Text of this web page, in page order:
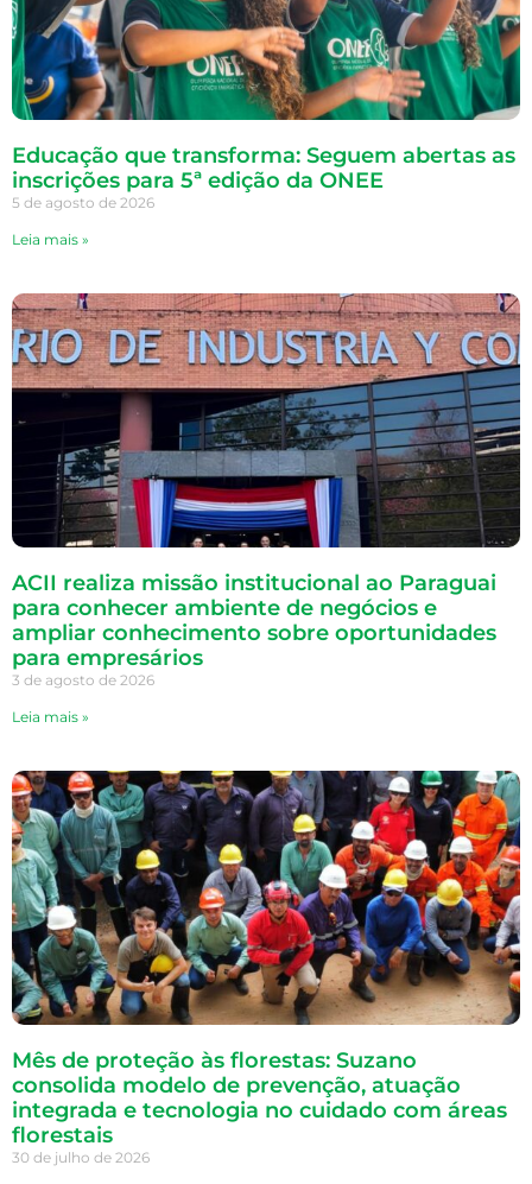
Educação que transforma: Seguem abertas as
inscrições para 5ª edição da ONEE
5 de agosto de 2026
Leia mais »
ACII realiza missão institucional ao Paraguai
para conhecer ambiente de negócios e
ampliar conhecimento sobre oportunidades
para empresários
3 de agosto de 2026
Leia mais »
Mês de proteção às florestas: Suzano
consolida modelo de prevenção, atuação
integrada e tecnologia no cuidado com áreas
florestais
30 de julho de 2026